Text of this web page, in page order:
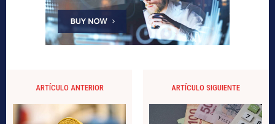
ARTÍCULO ANTERIOR ARTÍCULO SIGUIENTE